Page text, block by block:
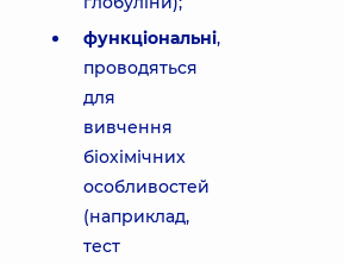
функціональні,
проводяться
для
вивчення
біохімічних
особливостей
(наприклад,
тест